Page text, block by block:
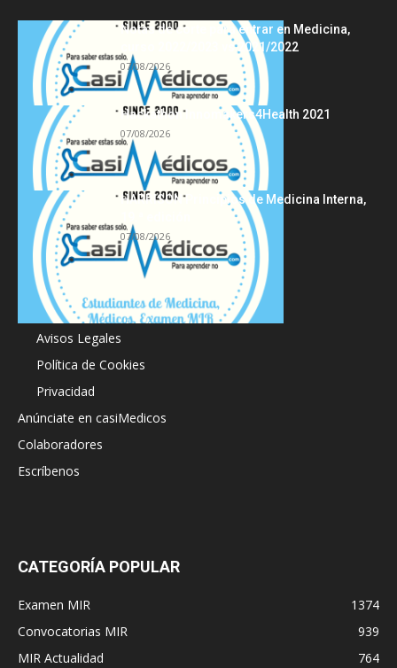
Notas de corte para entrar en Medicina,
curso 2022/2023 vs 2021/2022
07/08/2026
Hackathon Innomakers4Health 2021
07/08/2026
HARRISON Principios de Medicina Interna,
07/08/2026
Acerca de
Avisos Legales
Política de Cookies
Privacidad
Anúnciate en casiMedicos
Colaboradores
Escríbenos
CATEGORÍA POPULAR
Examen MIR
1374
Convocatorias MIR
939
MIR Actualidad
764